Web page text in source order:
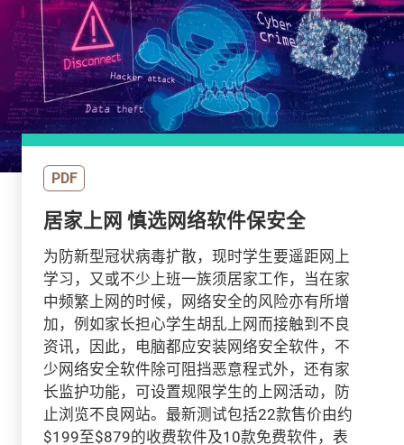
PDF
居家上网 慎选网络软件保安全
为防新型冠状病毒扩散，现时学生要遥距网上
学习，又或不少上班一族须居家工作，当在家
中频繁上网的时候，网络安全的风险亦有所增
加，例如家长担心学生胡乱上网而接触到不良
资讯，因此，电脑都应安装网络安全软件，不
少网络安全软件除可阻挡恶意程式外，还有家
长监护功能，可设置规限学生的上网活动，防
止浏览不良网站。最新测试包括22款售价由约
$199至$879的收费软件及10款免费软件，表